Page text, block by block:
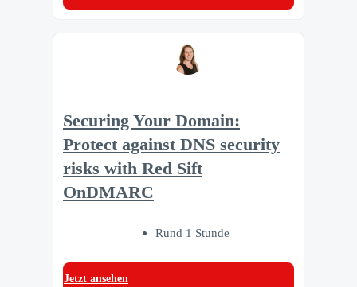
Securing Your Domain:
Protect against DNS security
risks with Red Sift
OnDMARC
Rund 1 Stunde
Jetzt ansehen